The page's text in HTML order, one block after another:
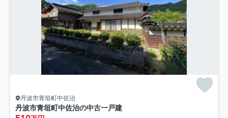
丹波市青垣町中佐治
丹波市青垣町中佐治の中古一戸建